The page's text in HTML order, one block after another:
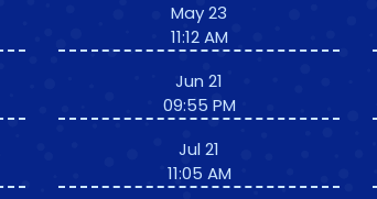
May 23
11:12 AM
Jun 21
09:55 PM
Jul 21
11:05 AM